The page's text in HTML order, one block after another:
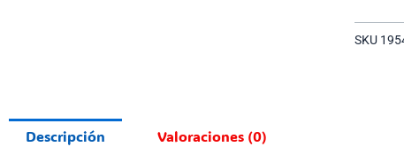
SKU
Descripción Valoraciones (0)